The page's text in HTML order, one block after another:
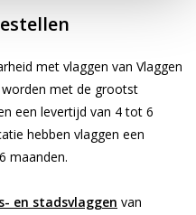
met vlaggen van Vlaggen
worden met de grootst
een levertijd van 4 tot 6
hebben vlaggen een
maanden.
en stadsvlaggen van